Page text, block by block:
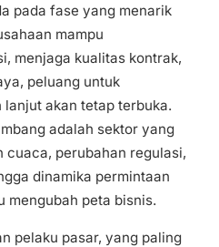
pada fase yang menarik
mampu
menjaga kualitas kontrak,
peluang untuk
akan tetap terbuka.
adalah sektor yang
cuaca, perubahan regulasi,
dinamika permintaan
mengubah peta bisnis.
pelaku pasar, yang paling